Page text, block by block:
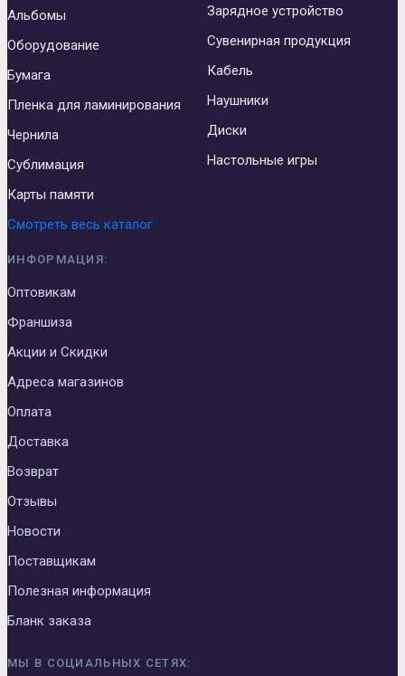
Альбомы
Оборудование
Бумага
Пленка для ламинирования
Чернила
Сублимация
Карты памяти
Зарядное устройство
Сувенирная продукция
Кабель
Наушники
Диски
Настольные игры
Смотреть весь каталог
ИНФОРМАЦИЯ:
Оптовикам
Франшиза
Акции и Скидки
Адреса магазинов
Оплата
Доставка
Возврат
Отзывы
Новости
Поставщикам
Полезная информация
Бланк заказа
МЫ В СОЦИАЛЬНЫХ СЕТЯХ: